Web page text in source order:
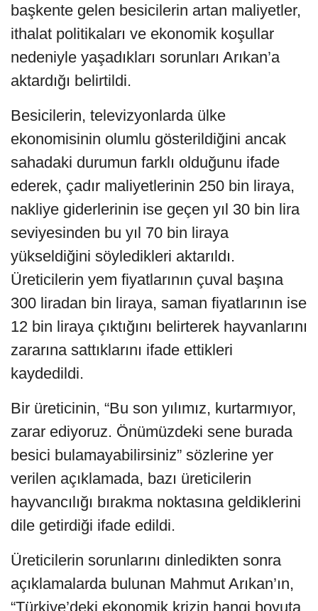
başkente gelen besicilerin artan maliyetler,
ithalat politikaları ve ekonomik koşullar
nedeniyle yaşadıkları sorunları Arıkan’a
aktardığı belirtildi.
Besicilerin, televizyonlarda ülke
ekonomisinin olumlu gösterildiğini ancak
sahadaki durumun farklı olduğunu ifade
ederek, çadır maliyetlerinin 250 bin liraya,
nakliye giderlerinin ise geçen yıl 30 bin lira
seviyesinden bu yıl 70 bin liraya
yükseldiğini söyledikleri aktarıldı.
Üreticilerin yem fiyatlarının çuval başına
300 liradan bin liraya, saman fiyatlarının ise
12 bin liraya çıktığını belirterek hayvanlarını
zararına sattıklarını ifade ettikleri
kaydedildi.
Bir üreticinin, “Bu son yılımız, kurtarmıyor,
zarar ediyoruz. Önümüzdeki sene burada
besici bulamayabilirsiniz” sözlerine yer
verilen açıklamada, bazı üreticilerin
hayvancılığı bırakma noktasına geldiklerini
dile getirdiği ifade edildi.
Üreticilerin sorunlarını dinledikten sonra
açıklamalarda bulunan Mahmut Arıkan’ın,
“Türkiye’deki ekonomik krizin hangi boyuta